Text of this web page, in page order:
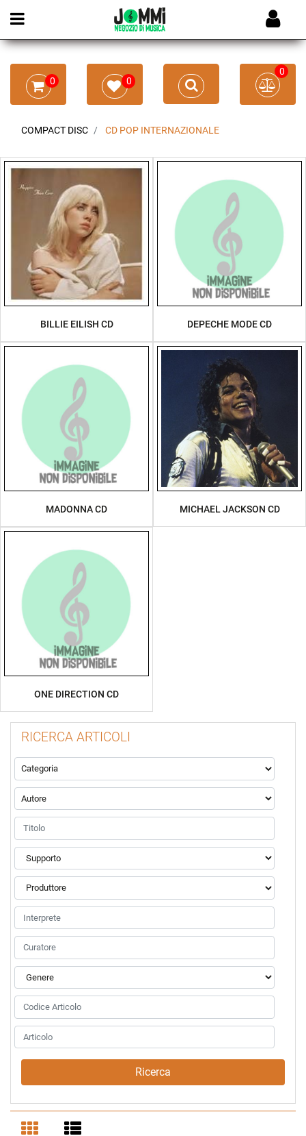
Open menu
0 0
0
COMPACT DISC CD POP INTERNAZIONALE
BILLIE EILISH CD DEPECHE MODE CD
MADONNA CD MICHAEL JACKSON CD
ONE DIRECTION CD
RICERCA ARTICOLI
La modifica di un filtro aggiorna automaticamente gli altri